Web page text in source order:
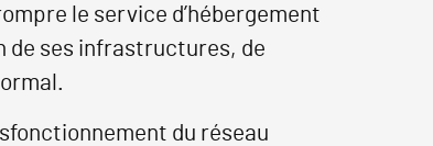
le service d’hébergement
de ses infrastructures, de
du réseau